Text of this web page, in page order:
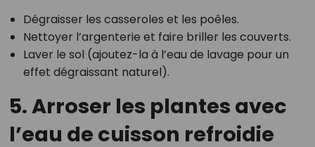
Dégraisser les casseroles et les poêles.
Nettoyer l’argenterie et faire briller les couverts.
Laver le sol (ajoutez-la à l’eau de lavage pour un
effet dégraissant naturel).
5. Arroser les plantes avec
l’eau de cuisson refroidie